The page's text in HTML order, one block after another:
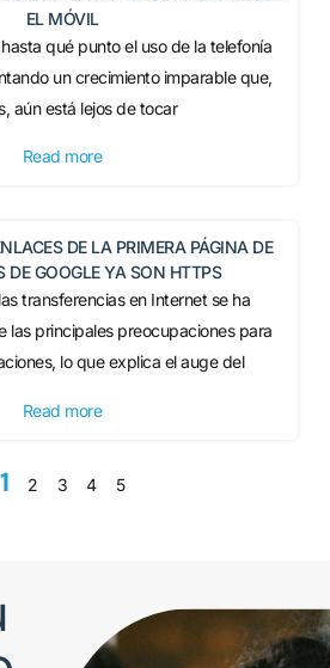
EL MÓVIL
qué punto el uso de la telefonía
un crecimiento imparable que,
aún está lejos de tocar
Read more
DE LA PRIMERA PÁGINA DE
DE GOOGLE YA SON HTTPS
transferencias en Internet se ha
las principales preocupaciones para
lo que explica el auge del
Read more
1 2 3 4 5